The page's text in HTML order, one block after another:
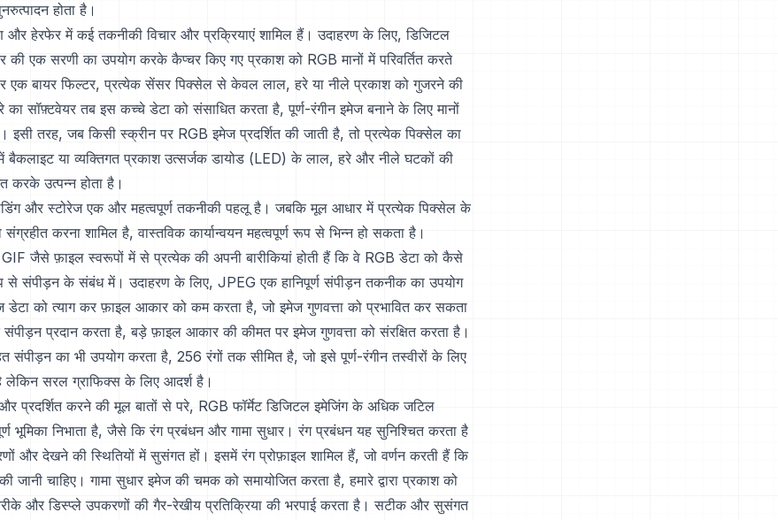
होता है।
और हेरफेर में कई तकनीकी विचार और प्रक्रियाएं शामिल हैं। उदाहरण के लिए, डिजिटल
एक सरणी का उपयोग करके कैप्चर किए गए प्रकाश को RGB मानों में परिवर्तित करते
एक बायर फिल्टर, प्रत्येक सेंसर पिक्सेल से केवल लाल, हरे या नीले प्रकाश को गुजरने की
सॉफ़्टवेयर तब इस कच्चे डेटा को संसाधित करता है, पूर्ण-रंगीन इमेज बनाने के लिए मानों
इसी तरह, जब किसी स्क्रीन पर RGB इमेज प्रदर्शित की जाती है, तो प्रत्येक पिक्सेल का
बैकलाइट या व्यक्तिगत प्रकाश उत्सर्जक डायोड (LED) के लाल, हरे और नीले घटकों की
करके उत्पन्न होता है।
और स्टोरेज एक और महत्वपूर्ण तकनीकी पहलू है। जबकि मूल आधार में प्रत्येक पिक्सेल के
संग्रहीत करना शामिल है, वास्तविक कार्यान्वयन महत्वपूर्ण रूप से भिन्न हो सकता है।
जैसे फ़ाइल स्वरूपों में से प्रत्येक की अपनी बारीकियां होती हैं कि वे RGB डेटा को कैसे
से संपीड़न के संबंध में। उदाहरण के लिए, JPEG एक हानिपूर्ण संपीड़न तकनीक का उपयोग
को त्याग कर फ़ाइल आकार को कम करता है, जो इमेज गुणवत्ता को प्रभावित कर सकता
संपीड़न प्रदान करता है, बड़े फ़ाइल आकार की कीमत पर इमेज गुणवत्ता को संरक्षित करता है।
संपीड़न का भी उपयोग करता है, 256 रंगों तक सीमित है, जो इसे पूर्ण-रंगीन तस्वीरों के लिए
लेकिन सरल ग्राफिक्स के लिए आदर्श है।
प्रदर्शित करने की मूल बातों से परे, RGB फॉर्मेट डिजिटल इमेजिंग के अधिक जटिल
भूमिका निभाता है, जैसे कि रंग प्रबंधन और गामा सुधार। रंग प्रबंधन यह सुनिश्चित करता है
और देखने की स्थितियों में सुसंगत हों। इसमें रंग प्रोफ़ाइल शामिल हैं, जो वर्णन करती हैं कि
जानी चाहिए। गामा सुधार इमेज की चमक को समायोजित करता है, हमारे द्वारा प्रकाश को
और डिस्प्ले उपकरणों की गैर-रेखीय प्रतिक्रिया की भरपाई करता है। सटीक और सुसंगत